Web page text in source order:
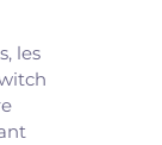
les